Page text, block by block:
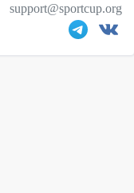
support@sportcup.org